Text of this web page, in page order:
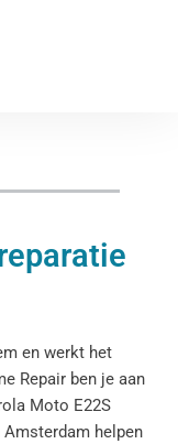
en werkt het
Repair ben je aan
Moto E22S
helpen